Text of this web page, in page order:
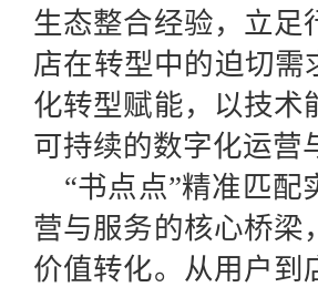
生态整合经验，立足
店在转型中的迫切需
化转型赋能，以技术
可持续的数字化运营
“书点点”精准匹
营与服务的核心桥梁
价值转化。从用户到